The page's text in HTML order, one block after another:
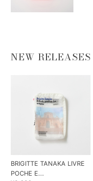
NEW RELEASES
BRIGITTE TANAKA LIVRE
POCHE E...